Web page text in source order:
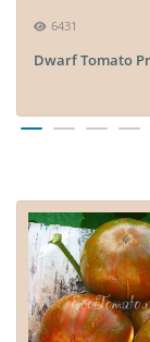
6431
Dwarf Tomato